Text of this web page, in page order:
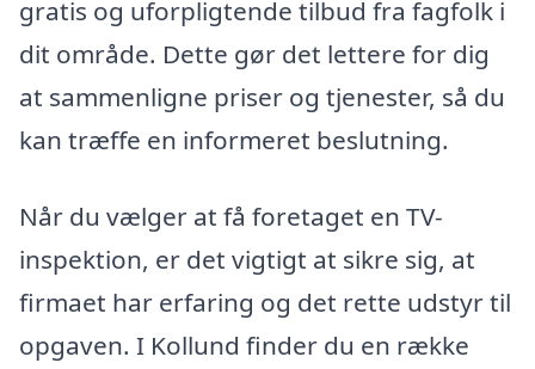
gratis og uforpligtende tilbud fra fagfolk i
dit område. Dette gør det lettere for dig
at sammenligne priser og tjenester, så du
kan træffe en informeret beslutning.
Når du vælger at få foretaget en TV-
inspektion, er det vigtigt at sikre sig, at
firmaet har erfaring og det rette udstyr til
opgaven. I Kollund finder du en række